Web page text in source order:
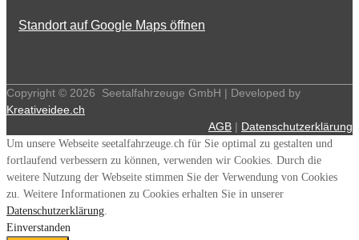
Standort auf Google Maps öffnen
Copyright © 2026
Seetalfahrzeuge GmbH | Developed by
Kreativeidee.ch
AGB | Datenschutzerklärung
Um unsere Webseite seetalfahrzeuge.ch für Sie optimal zu gestalten und
fortlaufend verbessern zu können, verwenden wir Cookies. Durch die
weitere Nutzung der Webseite stimmen Sie der Verwendung von Cookies
zu. Weitere Informationen zu Cookies erhalten Sie in unserer
Datenschutzerklärung.
Einverstanden